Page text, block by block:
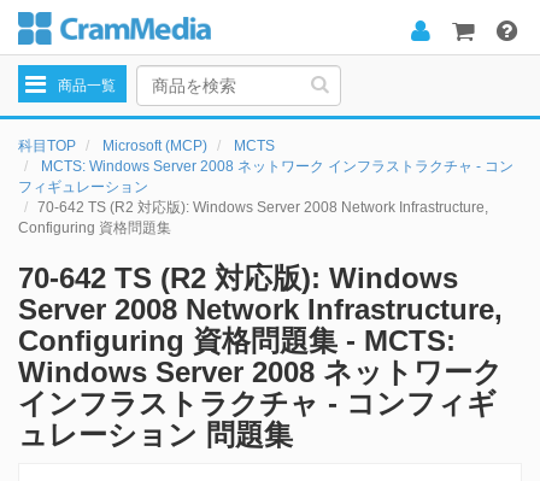
navigation
商品一覧
科目TOP Microsoft (MCP)
MCTS
MCTS: Windows Server 2008 ネットワーク インフラストラクチャ - コン
フィギュレーション
70-642 TS (R2 対応版): Windows Server 2008 Network Infrastructure,
Configuring 資格問題集
70-642 TS (R2 対応版): Windows
Server 2008 Network Infrastructure,
Configuring 資格問題集 - MCTS:
Windows Server 2008 ネットワーク
インフラストラクチャ - コンフィギ
ュレーション 問題集